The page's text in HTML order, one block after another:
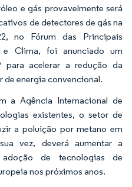
e gás provavelmente será
de detectores de gás na
no Fórum das Principais
e Clima, foi anunciado um
para acelerar a redução da
de energia convencional.
a Agência Internacional de
existentes, o setor de
a poluição por metano em
vez, deverá aumentar a
de tecnologias de
nos próximos anos.